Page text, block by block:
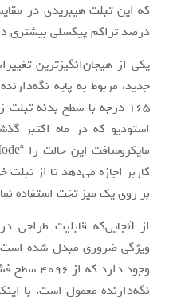
درصد تراکم پیکسلی بیشتری
یکی از هیجان‌انگیز‌ترین
جدید، مربوط به پایه
۱۶۵ درجه با سطح بدنه
استودیو که در ماه اکتبر
کاربر اجازه می‌دهد تا از
بر روی یک میز تخت استفاده
از آنجایی‌که قابلیت طراحی
ویژگی ضروری مبدل شده
نگه‌دارنده معمول است. با